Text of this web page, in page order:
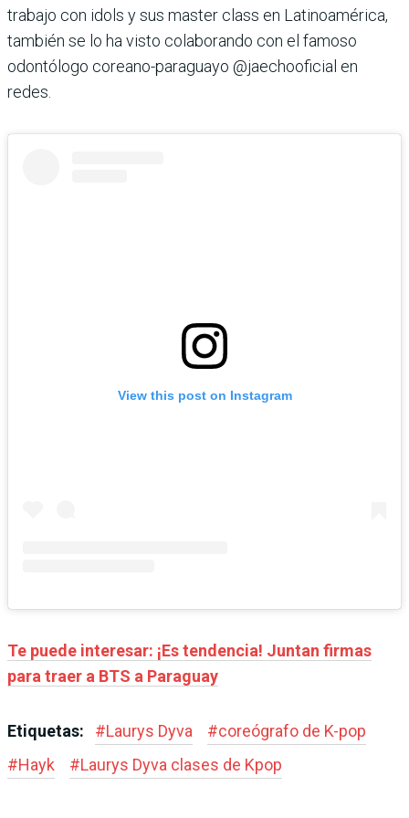
trabajo con idols y sus master class en Latinoamérica,
también se lo ha visto colaborando con el famoso
odontólogo coreano-paraguayo @jaechooficial en
redes.
View this post on Instagram
Te puede interesar: ¡Es tendencia! Juntan firmas
para traer a BTS a Paraguay
Etiquetas: #Laurys Dyva #coreógrafo de K-pop
#Hayk #Laurys Dyva clases de Kpop